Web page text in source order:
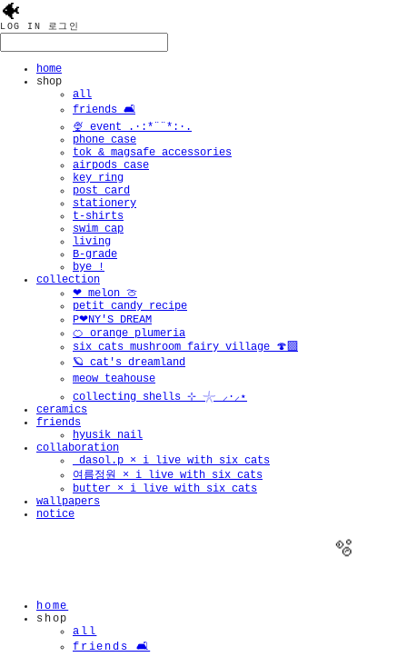
🐠
LOG IN 로그인
home
shop
all
friends 🛋️
🍨 event .·:*¨¨*:·.
phone case
tok & magsafe accessories
airpods case
key ring
post card
stationery
t-shirts
swim cap
living
B-grade
bye !
collection
❤︎ melon 🍈
petit candy recipe
P❤︎NY'S DREAM
🍊 orange plumeria
six cats mushroom fairy village 🍄‍🟫
🪐 cat's dreamland
meow teahouse
collecting shells ⊹ 𓇼 ⸝·⸝⋆
ceramics
friends
hyusik_nail
collaboration
_dasol.p × i live with six cats
여름정원 × i live with six cats
butter × i live with six cats
wallpapers
notice
home
shop
all
friends 🛋️